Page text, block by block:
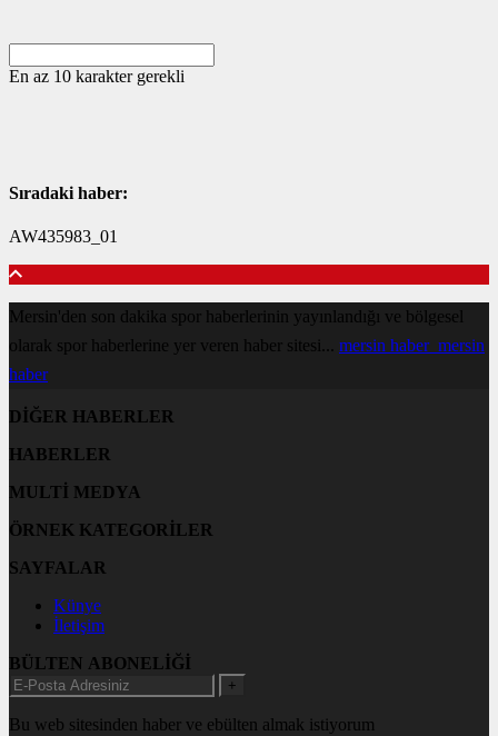
En az 10 karakter gerekli
Sıradaki haber:
AW435983_01
Mersin'den son dakika spor haberlerinin yayınlandığı ve bölgesel
olarak spor haberlerine yer veren haber sitesi... mersin haber mersin
haber
DİĞER HABERLER
HABERLER
MULTİ MEDYA
ÖRNEK KATEGORİLER
SAYFALAR
Künye
İletişim
BÜLTEN ABONELİĞİ
+
Bu web sitesinden haber ve ebülten almak istiyorum